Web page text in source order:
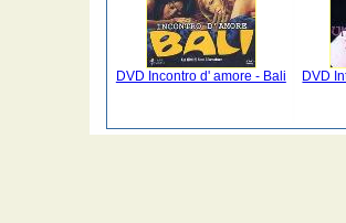
DVD Incontro d' amore - Bali DVD